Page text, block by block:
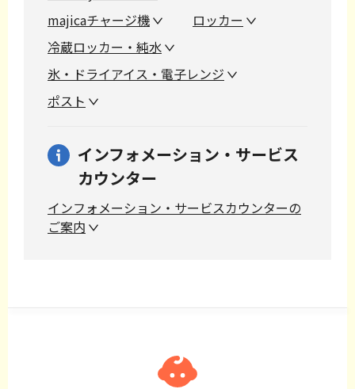
majicaチャージ機
ロッカー
冷蔵ロッカー・純水
氷・ドライアイス・電子レンジ
ポスト
インフォメーション・サービス
カウンター
インフォメーション・サービスカウンターの
ご案内